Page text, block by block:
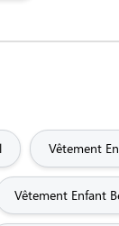
Vêtement
Vêtement Enfant